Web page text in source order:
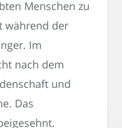
Menschen zu
während der
Im
nach dem
und
Das